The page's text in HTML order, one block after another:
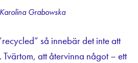
Grabowska
så innebär det inte att
att återvinna något – ett